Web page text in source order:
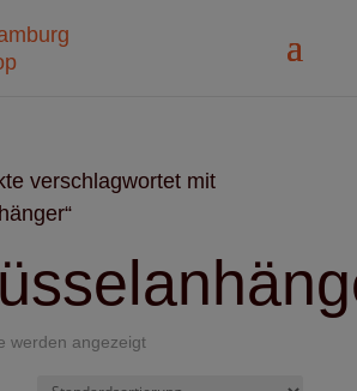
verschlagwortet mit
werden angezeigt